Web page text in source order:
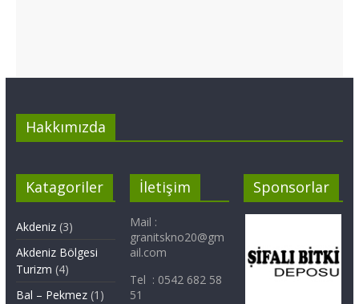
Hakkımızda
Katagoriler
Akdeniz(3)
Akdeniz Bölgesi
Turizm (4)
Bal – Pekmez(1)
İletişim
Mail :
granitskno20@gm
ail.com
Tel : 0542 682 58
51
Sponsorlar